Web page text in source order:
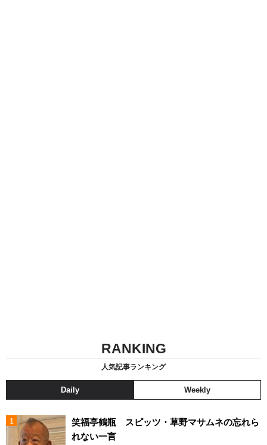
RANKING
人気記事ランキング
Daily Weekly
笑福亭鶴瓶 スピッツ・草野マサムネの忘れら
れない一言